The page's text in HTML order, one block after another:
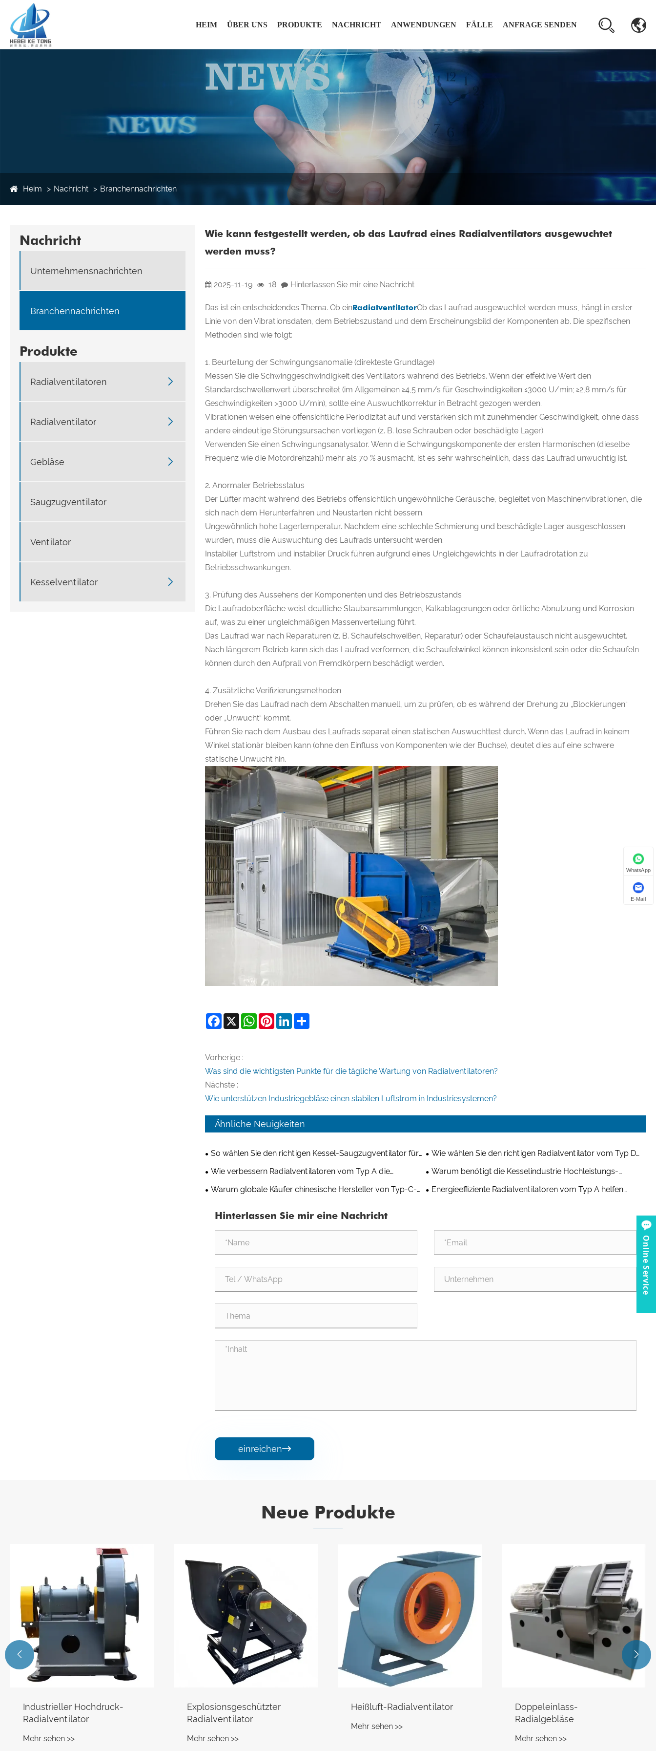
HEIM ÜBER UNS PRODUKTE NACHRICHT ANWENDUNGEN FÄLLE ANFRAGE SENDEN
Heim Nachricht Branchennachrichten
Nachricht
Unternehmensnachrichten
Branchennachrichten
Produkte
Radialventilatoren 
Radialventilator 
Gebläse 
Saugzugventilator
Ventilator
Kesselventilator 
Wie kann festgestellt werden, ob das Laufrad eines Radialventilators ausgewuchtet
werden muss?
2025-11-19 18 Hinterlassen Sie mir eine Nachricht
Das ist ein entscheidendes Thema. Ob einRadialventilatorOb das Laufrad ausgewuchtet werden muss, hängt in erster
Linie von den Vibrationsdaten, dem Betriebszustand und dem Erscheinungsbild der Komponenten ab. Die spezifischen
Methoden sind wie folgt:
1. Beurteilung der Schwingungsanomalie (direkteste Grundlage)
Messen Sie die Schwinggeschwindigkeit des Ventilators während des Betriebs. Wenn der effektive Wert den
Standardschwellenwert überschreitet (im Allgemeinen ≥4,5 mm/s für Geschwindigkeiten ≤3000 U/min; ≥2,8 mm/s für
Geschwindigkeiten >3000 U/min), sollte eine Auswuchtkorrektur in Betracht gezogen werden.
Vibrationen weisen eine offensichtliche Periodizität auf und verstärken sich mit zunehmender Geschwindigkeit, ohne dass
andere eindeutige Störungsursachen vorliegen (z. B. lose Schrauben oder beschädigte Lager).
Verwenden Sie einen Schwingungsanalysator. Wenn die Schwingungskomponente der ersten Harmonischen (dieselbe
Frequenz wie die Motordrehzahl) mehr als 70 % ausmacht, ist es sehr wahrscheinlich, dass das Laufrad unwuchtig ist.
2. Anormaler Betriebsstatus
Der Lüfter macht während des Betriebs offensichtlich ungewöhnliche Geräusche, begleitet von Maschinenvibrationen, die
sich nach dem Herunterfahren und Neustarten nicht bessern.
Ungewöhnlich hohe Lagertemperatur. Nachdem eine schlechte Schmierung und beschädigte Lager ausgeschlossen
wurden, muss die Auswuchtung des Laufrads untersucht werden.
Instabiler Luftstrom und instabiler Druck führen aufgrund eines Ungleichgewichts in der Laufradrotation zu
Betriebsschwankungen.
3. Prüfung des Aussehens der Komponenten und des Betriebszustands
Die Laufradoberfläche weist deutliche Staubansammlungen, Kalkablagerungen oder örtliche Abnutzung und Korrosion
auf, was zu einer ungleichmäßigen Massenverteilung führt.
Das Laufrad war nach Reparaturen (z. B. Schaufelschweißen, Reparatur) oder Schaufelaustausch nicht ausgewuchtet.
Nach längerem Betrieb kann sich das Laufrad verformen, die Schaufelwinkel können inkonsistent sein oder die Schaufeln
können durch den Aufprall von Fremdkörpern beschädigt werden.
4. Zusätzliche Verifizierungsmethoden
Drehen Sie das Laufrad nach dem Abschalten manuell, um zu prüfen, ob es während der Drehung zu „Blockierungen“
oder „Unwucht“ kommt.
Führen Sie nach dem Ausbau des Laufrads separat einen statischen Auswuchttest durch. Wenn das Laufrad in keinem
Winkel stationär bleiben kann (ohne den Einfluss von Komponenten wie der Buchse), deutet dies auf eine schwere
statische Unwucht hin.
Facebook
X WhatsAppPinterestLinkedIn
Vorherige :
Was sind die wichtigsten Punkte für die tägliche Wartung von Radialventilatoren?
Nächste :
Wie unterstützen Industriegebläse einen stabilen Luftstrom in Industriesystemen?
Ähnliche Neuigkeiten
So wählen Sie den richtigen Kessel-Saugzugventilator für
industrielle Anwendungen aus
Wie wählen Sie den richtigen Radialventilator vom Typ D
für Ihr industrielles Lüftungssystem aus?
Wie verbessern Radialventilatoren vom Typ A die
Belüftung in Lagern und Logistikzentren?
Warum benötigt die Kesselindustrie Hochleistungs-
Radialventilatoren?
Warum globale Käufer chinesische Hersteller von Typ-C-
Energieeffiziente Radialventilatoren vom Typ A helfen
Hinterlassen Sie mir eine Nachricht
einreichen
Neue Produkte
Explosionsgeschützter
Radialventilator
Mehr sehen >>
Heißluft-Radialventilator
Doppeleinlass-
Hochdruck-Radialventilator
vom Typ A
Mehr sehen >>
 
WhatsApp
E-Mail
Online Service